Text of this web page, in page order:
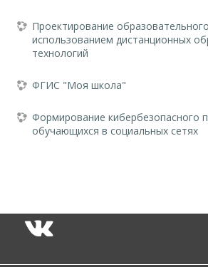
Проектирование
использованием дистанционных
технологий
ФГИС "Моя школа"
Формирование кибербезопасного
обучающихся в социальных сетях